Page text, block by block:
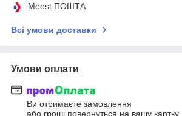
Meest ПОШТА
Всі умови доставки
Умови оплати
Ви отримаєте замовлення
або гроші повернуться на вашу картку